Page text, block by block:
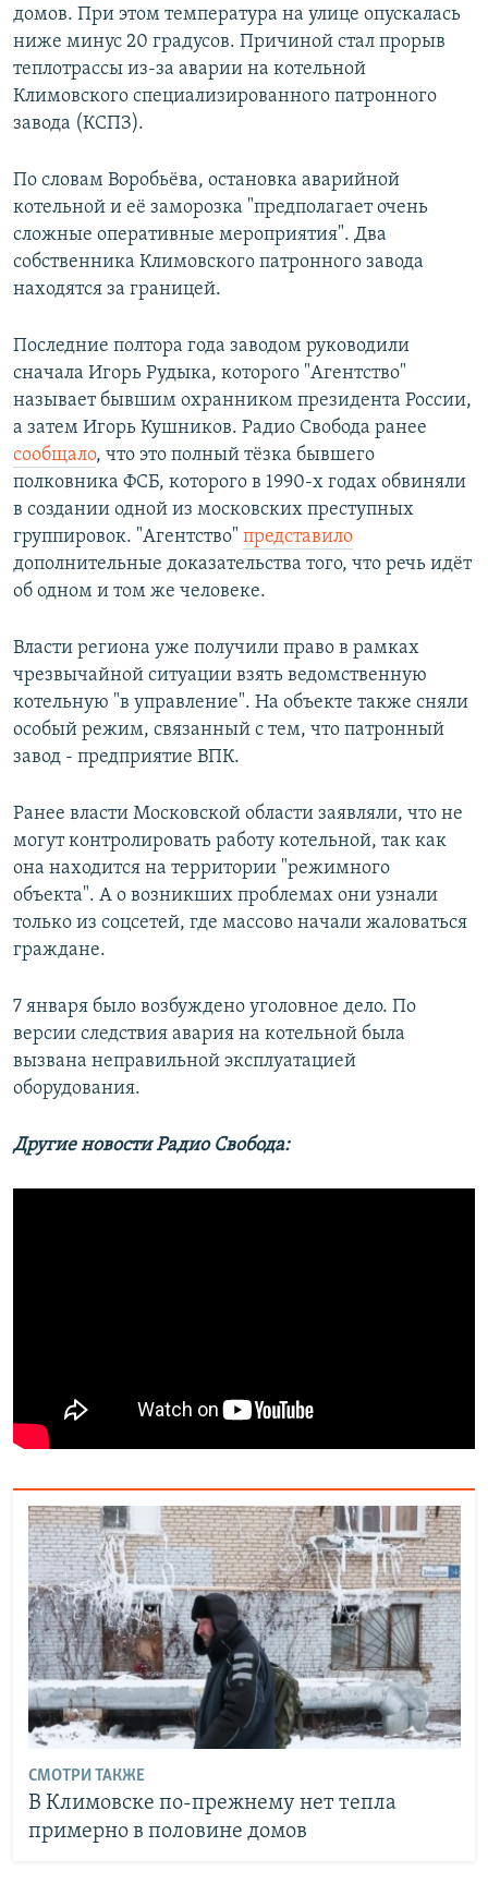
домов. При этом температура на улице опускалась
ниже минус 20 градусов. Причиной стал прорыв
теплотрассы из-за аварии на котельной
Климовского специализированного патронного
завода (КСПЗ).
По словам Воробьёва, остановка аварийной
котельной и её заморозка "предполагает очень
сложные оперативные мероприятия". Два
собственника Климовского патронного завода
находятся за границей.
Последние полтора года заводом руководили
сначала Игорь Рудыка, которого "Агентство"
называет бывшим охранником президента России,
а затем Игорь Кушников. Радио Свобода ранее
сообщало, что это полный тёзка бывшего
полковника ФСБ, которого в 1990-х годах обвиняли
в создании одной из московских преступных
группировок. "Агентство" представило
дополнительные доказательства того, что речь идёт
об одном и том же человеке.
Власти региона уже получили право в рамках
чрезвычайной ситуации взять ведомственную
котельную "в управление". На объекте также сняли
особый режим, связанный с тем, что патронный
завод - предприятие ВПК.
Ранее власти Московской области заявляли, что не
могут контролировать работу котельной, так как
она находится на территории "режимного
объекта". А о возникших проблемах они узнали
только из соцсетей, где массово начали жаловаться
граждане.
7 января было возбуждено уголовное дело. По
версии следствия авария на котельной была
вызвана неправильной эксплуатацией
оборудования.
Другие новости Радио Свобода:
СМОТРИ ТАКЖЕ
В Климовске по-прежнему нет тепла
примерно в половине домов